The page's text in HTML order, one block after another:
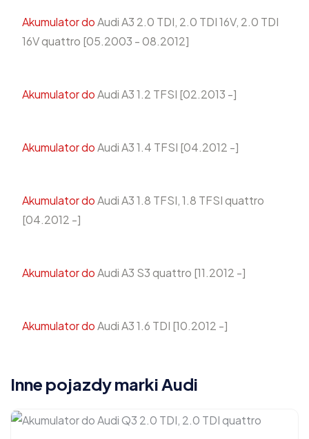
Akumulator doAudi A3 2.0 TDI, 2.0 TDI 16V, 2.0 TDI
16V quattro [05.2003 - 08.2012]
Akumulator doAudi A3 1.2 TFSI [02.2013 -]
Akumulator doAudi A3 1.4 TFSI [04.2012 -]
Akumulator doAudi A3 1.8 TFSI, 1.8 TFSI quattro
[04.2012 -]
Akumulator doAudi A3 S3 quattro [11.2012 -]
Akumulator doAudi A3 1.6 TDI [10.2012 -]
Inne pojazdy marki Audi